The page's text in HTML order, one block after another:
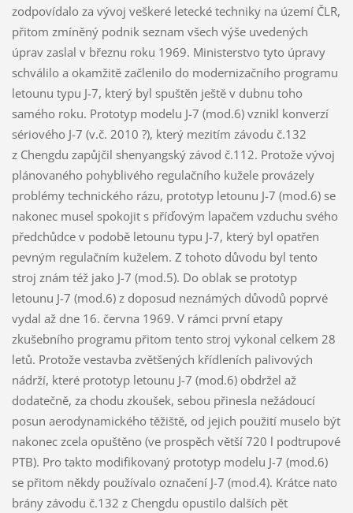
zodpovídalo za vývoj veškeré letecké techniky na území ČLR,
přitom zmíněný podnik seznam všech výše uvedených
úprav zaslal v březnu roku 1969. Ministerstvo tyto úpravy
schválilo a okamžitě začlenilo do modernizačního programu
letounu typu J-7, který byl spuštěn ještě v dubnu toho
samého roku. Prototyp modelu J-7 (mod.6) vznikl konverzí
sériového J-7 (v.č. 2010 ?), který mezitím závodu č.132
z Chengdu zapůjčil shenyangský závod č.112. Protože vývoj
plánovaného pohyblivého regulačního kužele provázely
problémy technického rázu, prototyp letounu J-7 (mod.6) se
nakonec musel spokojit s příďovým lapačem vzduchu svého
předchůdce v podobě letounu typu J-7, který byl opatřen
pevným regulačním kuželem. Z tohoto důvodu byl tento
stroj znám též jako J-7 (mod.5). Do oblak se prototyp
letounu J-7 (mod.6) z doposud neznámých důvodů poprvé
vydal až dne 16. června 1969. V rámci první etapy
zkušebního programu přitom tento stroj vykonal celkem 28
letů. Protože vestavba zvětšených křídleních palivových
nádrží, které prototyp letounu J-7 (mod.6) obdržel až
dodatečně, za chodu zkoušek, sebou přinesla nežádoucí
posun aerodynamického těžiště, od jejich použití muselo být
nakonec zcela opuštěno (ve prospěch větší 720 l podtrupové
PTB). Pro takto modifikovaný prototyp modelu J-7 (mod.6)
se přitom někdy používalo označení J-7 (mod.4). Krátce nato
brány závodu č.132 z Chengdu opustilo dalších pět